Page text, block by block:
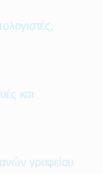
και
γραφείου